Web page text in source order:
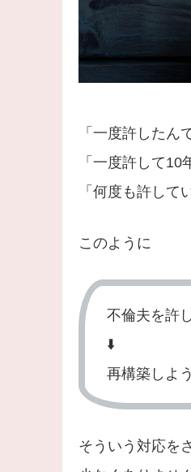
「一度許したん
「一度許して10
「何度も許して
このように
不倫夫を許
⬇️
再構築しよう
そういう対応を